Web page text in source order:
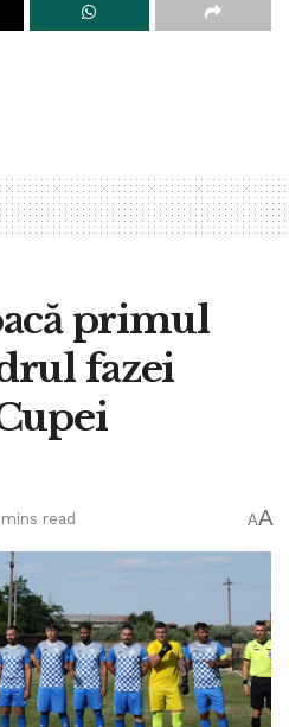
primul
fazei
read AA